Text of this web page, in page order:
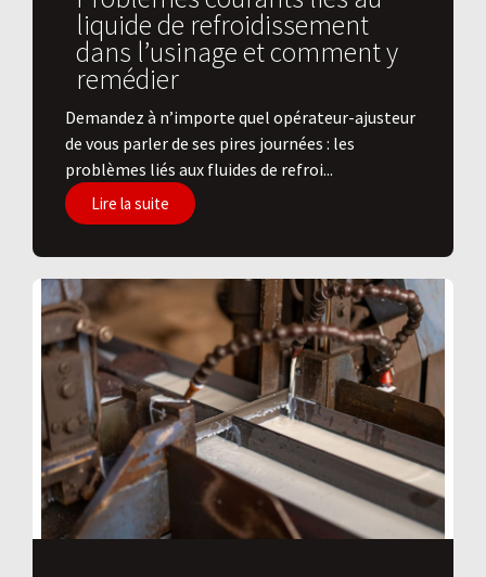
liquide de refroidissement
dans l’usinage et comment y
remédier
Demandez à n’importe quel opérateur-ajusteur
de vous parler de ses pires journées : les
problèmes liés aux fluides de refroi...
Lire la suite